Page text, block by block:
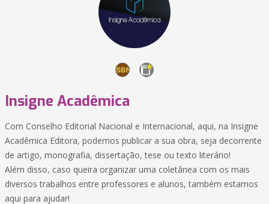
Insigne Acadêmica
Com Conselho Editorial Nacional e Internacional, aqui, na Insigne
Acadêmica Editora, podemos publicar a sua obra, seja decorrente
de artigo, monografia, dissertação, tese ou texto literário!
Além disso, caso queira organizar uma coletânea com os mais
diversos trabalhos entre professores e alunos, também estamos
aqui para ajudar!